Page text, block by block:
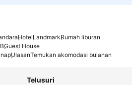
HotelLandmarkRumah liburan
Guest House
UlasanTemukan akomodasi bulanan
Telusuri